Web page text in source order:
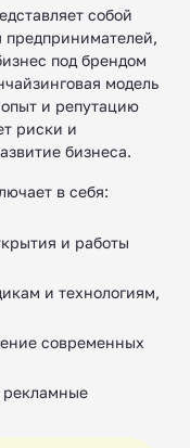
собой
предпринимателей,
под брендом
модель
и репутацию
риски и
бизнеса.
в себя:
и работы
и технологиям,
современных
рекламные